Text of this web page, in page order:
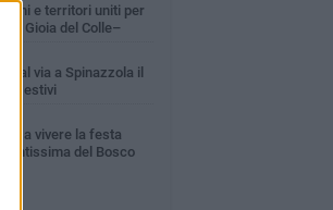
e territori uniti per
Gioia del Colle–
al via a Spinazzola il
estivi
a vivere la festa
del Bosco